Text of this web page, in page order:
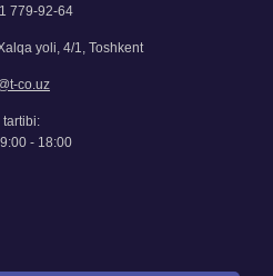
779-92-64
yoli, 4/1, Тоshkent
co.uz
tartibi:
- 18:00